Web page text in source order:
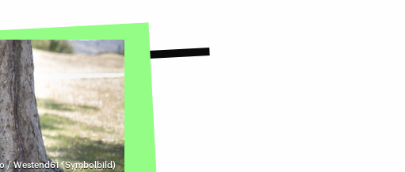
/ Westend61 (Symbolbild)